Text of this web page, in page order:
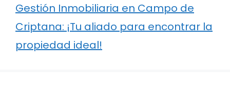
Gestión Inmobiliaria en Campo de
Criptana: ¡Tu aliado para encontrar la
propiedad ideal!